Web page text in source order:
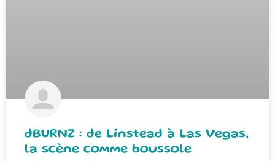
dBURNZ : de Linstead à Las Vegas,
la scène comme boussole